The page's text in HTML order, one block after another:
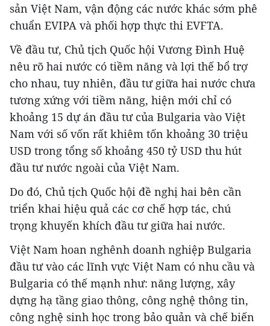
sản Việt Nam, vận động các nước khác sớm phê
chuẩn EVIPA và phối hợp thực thi EVFTA.
Về đầu tư, Chủ tịch Quốc hội Vương Đình Huệ
nêu rõ hai nước có tiềm năng và lợi thế bổ trợ
cho nhau, tuy nhiên, đầu tư giữa hai nước chưa
tương xứng với tiềm năng, hiện mới chỉ có
khoảng 15 dự án đầu tư của Bulgaria vào Việt
Nam với số vốn rất khiêm tốn khoảng 30 triệu
USD trong tổng số khoảng 450 tỷ USD thu hút
đầu tư nước ngoài của Việt Nam.
Do đó, Chủ tịch Quốc hội đề nghị hai bên cần
triển khai hiệu quả các cơ chế hợp tác, chú
trọng khuyến khích đầu tư giữa hai nước.
Việt Nam hoan nghênh doanh nghiệp Bulgaria
đầu tư vào các lĩnh vực Việt Nam có nhu cầu và
Bulgaria có thế mạnh như: năng lượng, xây
dựng hạ tầng giao thông, công nghệ thông tin,
công nghệ sinh học trong bảo quản và chế biến